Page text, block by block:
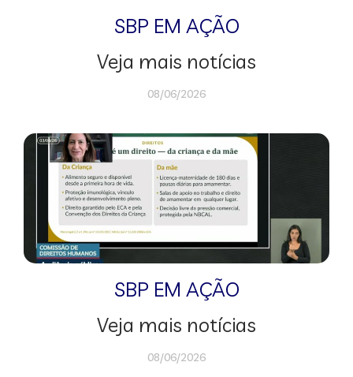
SBP EM AÇÃO
Veja mais notícias
08/06/2026
SBP EM AÇÃO
Veja mais notícias
08/06/2026